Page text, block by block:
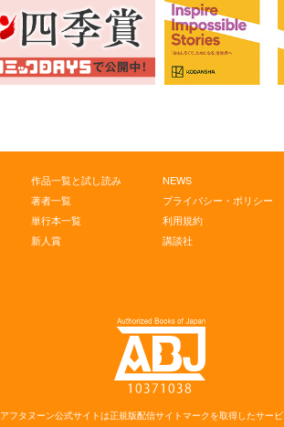
作品一覧と試し読み
著者一覧
単行本一覧
新人賞
NEWS
プライバシー・ポリシー
利用規約
講談社
アフタヌーン公式サイトは正規版配信サイトマークを取得したサービ